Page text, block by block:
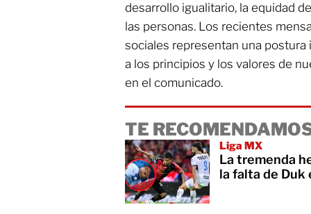
desarrollo igualitario, la equidad
las personas. Los recientes
sociales representan una
a los principios y los valores de
en el comunicado.
TE
Liga MX
La tremenda
la falta de Duk